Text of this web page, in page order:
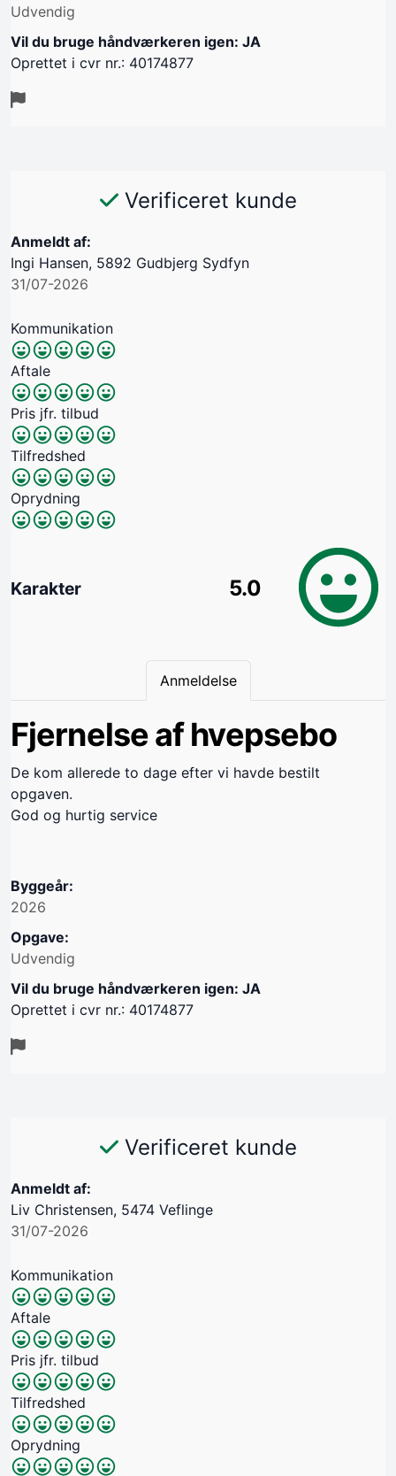
Udvendig
Vil du bruge håndværkeren igen: JA
Oprettet i cvr nr.: 40174877
Verificeret kunde
Anmeldt af:
Ingi Hansen, 5892 Gudbjerg Sydfyn
31/07-2026
Kommunikation
Aftale
Pris jfr. tilbud
Tilfredshed
Oprydning
Karakter 5.0
Anmeldelse
Fjernelse af hvepsebo
De kom allerede to dage efter vi havde bestilt
opgaven.
God og hurtig service
Byggeår:
2026
Opgave:
Udvendig
Vil du bruge håndværkeren igen: JA
Oprettet i cvr nr.: 40174877
Verificeret kunde
Anmeldt af:
Liv Christensen, 5474 Veflinge
31/07-2026
Kommunikation
Aftale
Pris jfr. tilbud
Tilfredshed
Oprydning